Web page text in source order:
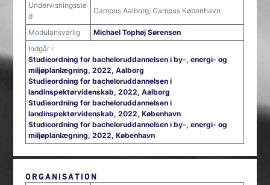
Undervisningsste
d
Campus Aalborg, Campus København
Modulansvarlig
Michael Tophøj Sørensen
Indgår i
Studieordning for bacheloruddannelsen i by-, energi- og
miljøplanlægning, 2022, Aalborg
Studieordning for bacheloruddannelsen i
landinspektørvidenskab, 2022, Aalborg
Studieordning for bacheloruddannelsen i
landinspektørvidenskab, 2022, København
Studieordning for bacheloruddannelsen i by-, energi- og
miljøplanlægning, 2022, København
ORGANISATION